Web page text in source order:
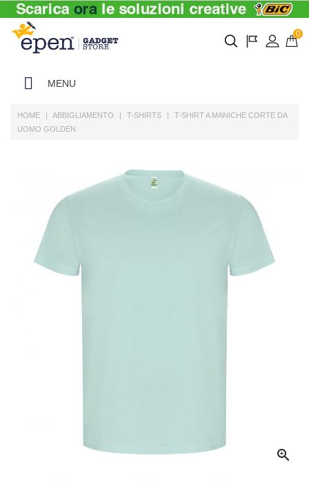
0
MENU
HOME ABBIGLIAMENTO T-SHIRTS
T-SHIRT A MANICHE CORTE DA
UOMO GOLDEN
